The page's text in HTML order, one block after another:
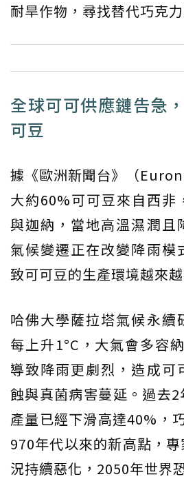
耐旱作物，尋找替代巧克
全球可可供應鏈告急
可豆
據《歐洲新聞台》（
大約60%可可豆來自西非
與迦納，當地高溫濕潤且
氣候變遷正在改變降雨模
致可可豆的生產環境越來越
哈佛大學薩拉塔氣候永續
每上升1°C，大氣會多容
導致降雨更劇烈，造成可
蝕與真菌病害蔓延。過去
產量已經下滑高達40%，
970年代以來的新高點，
況持續惡化，2050年世界